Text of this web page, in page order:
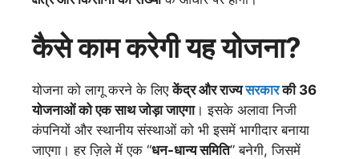
कैसे काम करेगी यह योजना?
योजना को लागू करने के लिएकेंद्र और राज्यसरकारकी 36
योजनाओं को एक साथ जोड़ा जाएगा। इसके अलावा निजी
कंपनियों और स्थानीय संस्थाओं को भी इसमें भागीदार बनाया
जाएगा। हर ज़िले में एक “धन-धान्य समिति” बनेगी, जिसमें